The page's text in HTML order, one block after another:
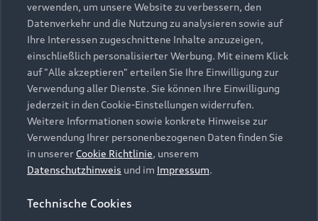
Modelle vergleichen
Elektromodelle
Plug-in-Hybride
Neuwagensuche
Gebrauchtwagensuche
Gebrauchtwagen
Finanzierung
Aktionen & Angebote
Geschäftskunden
Service & Zubehör
Saisonale Angebote
Audi Services
Garantie
Audi digital services
myAudi
Support
Kundenservice
Händlersuche
Audi Code
Über Audi
Unternehmen
Karriere
Investor Relations
verwenden, um unsere Website zu verbessern, den
Datenverkehr und die Nutzung zu analysieren sowie auf
Ihre Interessen zugeschnittene Inhalte anzuzeigen,
einschließlich personalisierter Werbung. Mit einem Klick
auf "Alle akzeptieren" erteilen Sie Ihre Einwilligung zur
Verwendung aller Dienste. Sie können Ihre Einwilligung
jederzeit in den Cookie-Einstellungen widerrufen.
Weitere Informationen sowie konkrete Hinweise zur
Verwendung Ihrer personenbezogenen Daten finden Sie
in unserer Cookie Richtlinie, unserem
Datenschutzhinweis und im Impressum.
Technische Cookies